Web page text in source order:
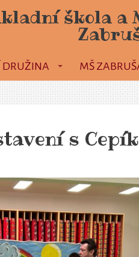
škola a
DRUŽINA MŠ
s